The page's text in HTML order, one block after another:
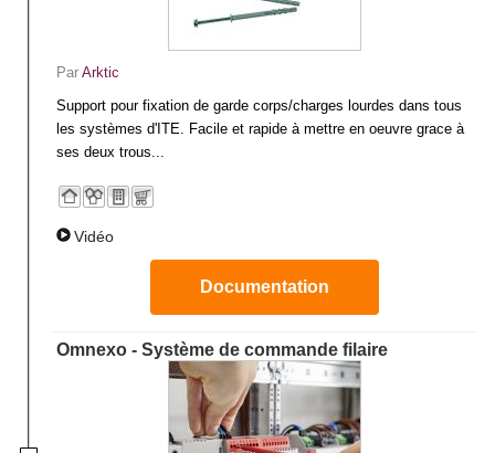
Par Arktic
Support pour fixation de garde corps/charges lourdes dans tous
les systèmes d'ITE. Facile et rapide à mettre en oeuvre grace à
ses deux trous...
Vidéo
Documentation
Omnexo - Système de commande filaire